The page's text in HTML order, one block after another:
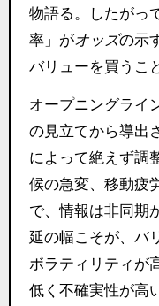
物語る。したがっ
率」がオッズの示
バリューを買うこ
オープニングライ
の見立てから導出
によって絶えず調
候の急変、移動疲
で、情報は非同期
延の幅こそが、バ
ボラティリティが
低く不確実性が高